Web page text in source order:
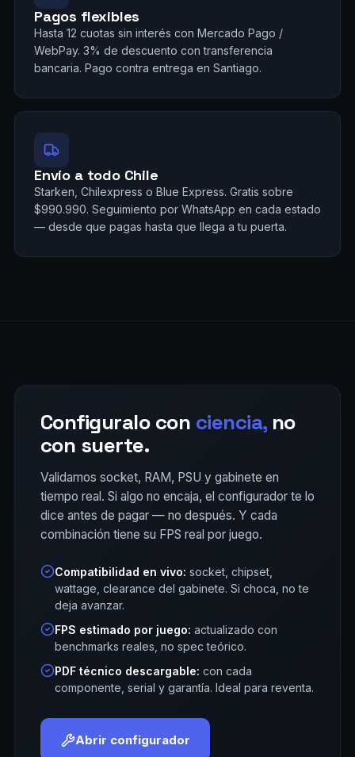
Pagos flexibles
Hasta 12 cuotas sin interés con Mercado Pago /
WebPay. 3% de descuento con transferencia
bancaria. Pago contra entrega en Santiago.
Envío a todo Chile
Starken, Chilexpress o Blue Express. Gratis sobre
$990.990. Seguimiento por WhatsApp en cada estado
— desde que pagas hasta que llega a tu puerta.
Configuralo con ciencia,no
con suerte.
Validamos socket, RAM, PSU y gabinete en
tiempo real. Si algo no encaja, el configurador te lo
dice antes de pagar — no después. Y cada
combinación tiene su FPS real por juego.
Compatibilidad en vivo: socket, chipset,
wattage, clearance del gabinete. Si choca, no te
deja avanzar.
FPS estimado por juego: actualizado con
benchmarks reales, no spec teórico.
PDF técnico descargable: con cada
componente, serial y garantía. Ideal para reventa.
Abrir configurador